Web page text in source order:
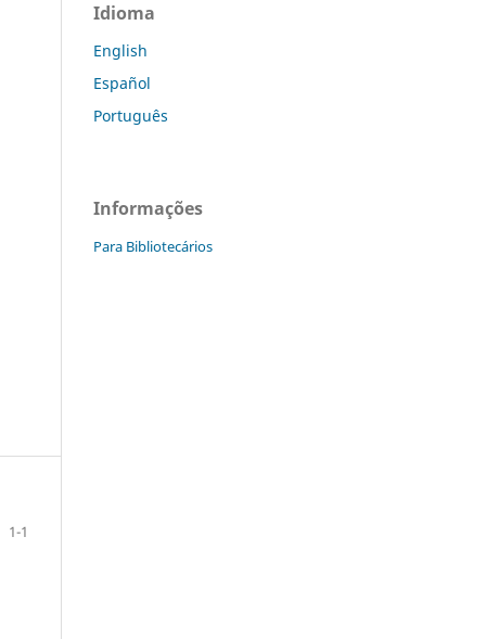
1-1
Idioma
English
Español
Português
Informações
Para Bibliotecários